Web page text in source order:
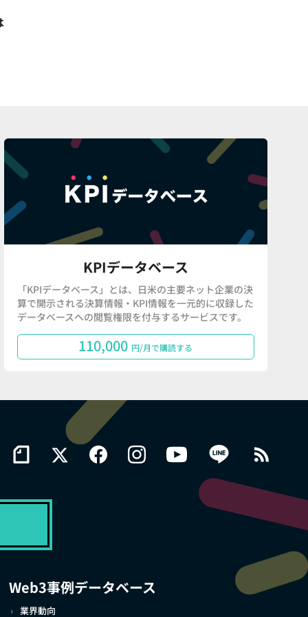
KPIデータベース
「KPIデータベース」とは、日米の主要ネット企業の決
算で開示される決算情報・KPI情報を一元的に収録した
データベースへの閲覧権限を付与するサービスです。
110,000 円/月で購読する
Web3事例データベース
業界動向